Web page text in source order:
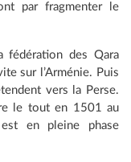
par fragmenter le
fédération des Qara
sur l’Arménie. Puis
vers la Perse.
le tout en 1501 au
en pleine phase